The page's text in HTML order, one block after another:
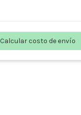
Calcular costo de envío